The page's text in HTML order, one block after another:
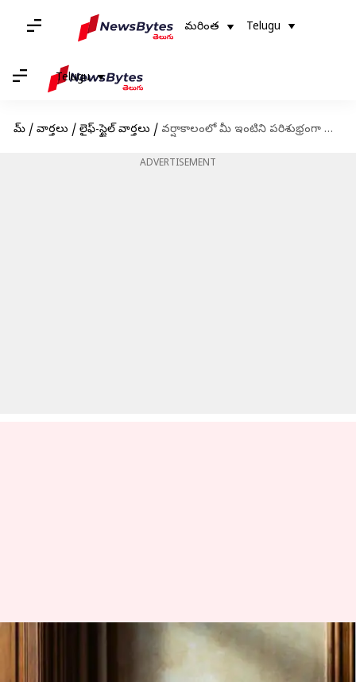
మరింత Telugu
Telugu
హోమ్ / వార్తలు / లైఫ్-స్టైల్ వార్తలు / వర్షాకాలంలో మీ ఇంటిని పరిశుభ్రంగా ఉంచుకోవడానికి ఏం చేయాలంటే?
ADVERTISEMENT
వర్షాకాలంలో మీ ఇంటిని పరిశుభ్రంగా
ఉంచుకోవడానికి ఏం చేయాలంటే?